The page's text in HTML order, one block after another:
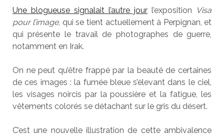
Une blogueuse signalait l’autre jour l’exposition
Visa
pour l’image, qui se tient actuellement à Perpignan, et
qui présente le travail de photographes de guerre,
notamment en Irak.
On ne peut qu’être frappé par la beauté de certaines
de ces images : la fumée bleue s’élevant dans le ciel,
les visages noircis par la poussière et la fatigue, les
vêtements colorés se détachant sur le gris du désert.
C’est une nouvelle illustration de cette ambivalence